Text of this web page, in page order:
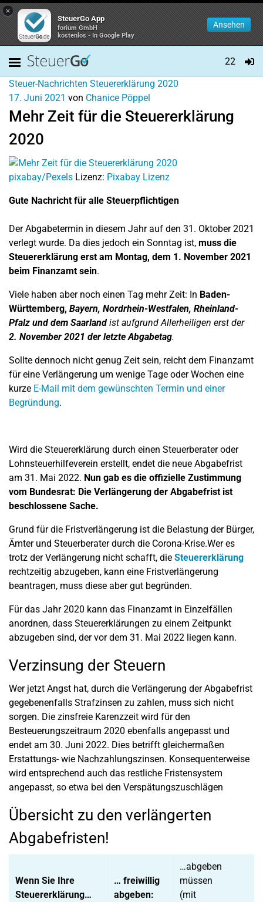
×
SteuerGo App
forium GmbH
kostenlos - In Google Play
Ansehen
22
Steuer-Nachrichten Steuererklärung 2020
17. Juni 2021 von Chanice Pöppel
Mehr Zeit für die Steuererklärung
2020
pixabay/Pexels Lizenz: Pixabay Lizenz
Gute Nachricht für alle Steuerpflichtigen
Der Abgabetermin in diesem Jahr auf den 31. Oktober 2021
verlegt wurde. Da dies jedoch ein Sonntag ist, muss die
Steuererklärung erst am Montag, dem 1. November 2021
beim Finanzamt sein.
Viele haben aber noch einen Tag mehr Zeit: In Baden-
Württemberg, Bayern, Nordrhein-Westfalen, Rheinland-
Pfalz und dem Saarland ist aufgrund Allerheiligen erst der
2. November 2021 der letzte Abgabetag.
Sollte dennoch nicht genug Zeit sein, reicht dem Finanzamt
für eine Verlängerung um wenige Tage oder Wochen eine
kurze E-Mail mit dem gewünschten Termin und einer
Begründung.
Wird die Steuererklärung durch einen Steuerberater oder
Lohnsteuerhilfeverein erstellt, endet die neue Abgabefrist
am 31. Mai 2022. Nun gab es die offizielle Zustimmung
vom Bundesrat: Die Verlängerung der Abgabefrist ist
beschlossene Sache.
Grund für die Fristverlängerung ist die Belastung der Bürger,
Ämter und Steuerberater durch die Corona-Krise.Wer es
trotz der Verlängerung nicht schafft, die Steuererklärung
rechtzeitig abzugeben, kann eine Fristverlängerung
beantragen, muss diese aber gut begründen.
Für das Jahr 2020 kann das Finanzamt in Einzelfällen
anordnen, dass Steuererklärungen zu einem Zeitpunkt
abzugeben sind, der vor dem 31. Mai 2022 liegen kann.
Verzinsung der Steuern
Wer jetzt Angst hat, durch die Verlängerung der Abgabefrist
gegebenenfalls Strafzinsen zu zahlen, muss sich nicht
sorgen. Die zinsfreie Karenzzeit wird für den
Besteuerungszeitraum 2020 ebenfalls angepasst und
endet am 30. Juni 2022. Dies betrifft gleichermaßen
Erstattungs- wie Nachzahlungszinsen. Konsequenterweise
wird entsprechend auch das restliche Fristensystem
angepasst, so etwa bei den Verspätungszuschlägen
Übersicht zu den verlängerten
Abgabefristen!
Wenn Sie Ihre
Steuererklärung…
… freiwillig
abgeben:
…abgeben
müssen
(mit